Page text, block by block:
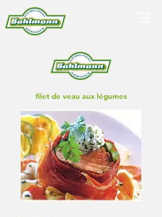
filet de veau aux légumes